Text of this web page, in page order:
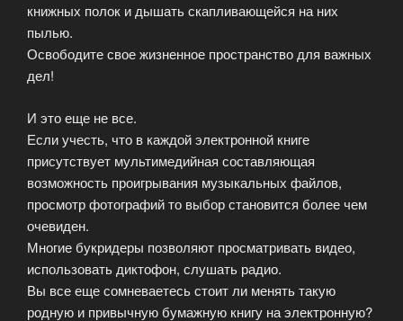
книжных полок и дышать скапливающейся на них
пылью.
Освободите свое жизненное пространство для важных
дел!
И это еще не все.
Если учесть, что в каждой электронной книге
присутствует мультимедийная составляющая
возможность проигрывания музыкальных файлов,
просмотр фотографий то выбор становится более чем
очевиден.
Многие букридеры позволяют просматривать видео,
использовать диктофон, слушать радио.
Вы все еще сомневаетесь стоит ли менять такую
родную и привычную бумажную книгу на электронную?